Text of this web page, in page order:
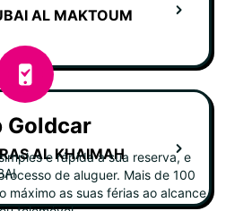
AL MAKTOUM
AL KHAIMAH
Goldcar
e rápida a sua reserva, e
de aluguer. Mais de 100
máximo as suas férias ao alcance